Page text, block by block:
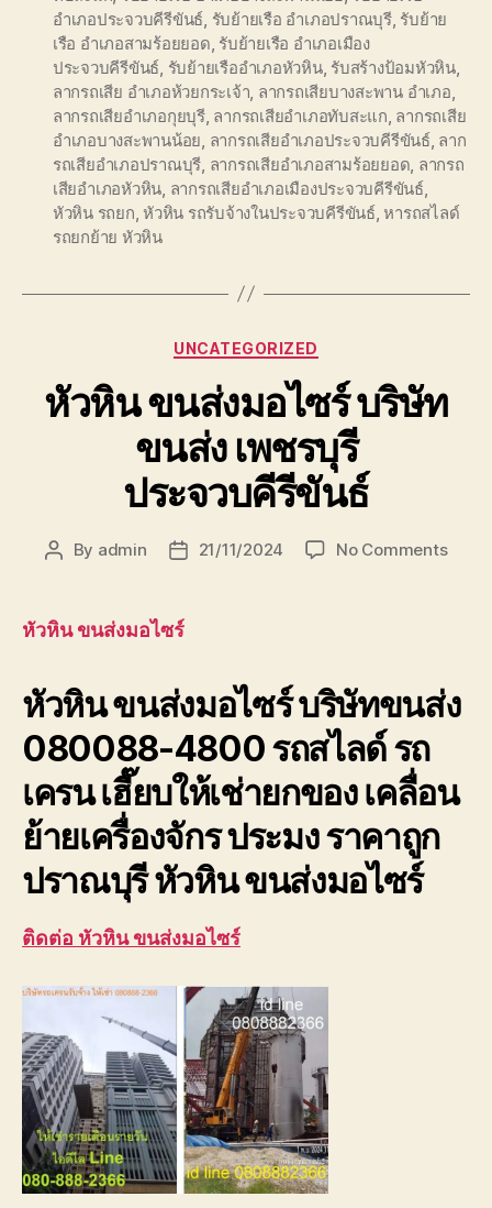
อำเภอประจวบคีรีขันธ์ รับย้ายเรือ อำเภอปราณบุรี, รับย้าย
เรือ อำเภอสามร้อยยอด รับย้ายเรือ อำเภอเมือง
ประจวบคีรีขันธ์ รับย้ายเรืออำเภอหัวหิน, รับสร้างป้อมหัวหิน,
ลากรถเสีย อำเภอห้วยกระเจ้า ลากรถเสียบางสะพาน อำเภอ
ลากรถเสียอำเภอกุยบุรี, ลากรถเสียอำเภอทับสะแก ลากรถเสีย
อำเภอบางสะพานน้อย ลากรถเสียอำเภอประจวบคีรีขันธ์, ลาก
รถเสียอำเภอปราณบุรี ลากรถเสียอำเภอสามร้อยยอด ลากรถ
เสียอำเภอหัวหิน ลากรถเสียอำเภอเมืองประจวบคีรีขันธ์,
หัวหิน รถยก ,หัวหิน รถรับจ้างในประจวบคีรีขันธ์,หารถสไลด์
รถยกย้าย หัวหิน
Categories
UNCATEGORIZED
หัวหิน ขนส่งมอไซร์ บริษัท
ขนส่ง เพชรบุรี
ประจวบคีรีขันธ์
Post
By admin
Post21/11/2024 No Commentson
ขนส่ง
เพชร
หัวหิน ขนส่งมอไซร์
หัวหิน ขนส่งมอไซร์ บริษัทขนส่ง
080088-4800 รถสไลด์ รถ
เครน เฮี๊ยบให้เช่ายกของ เคลื่อน
ย้ายเครื่องจักร ประมง ราคาถูก
ปราณบุรี หัวหิน ขนส่งมอไซร์
ติดต่อ หัวหิน ขนส่งมอไซร์